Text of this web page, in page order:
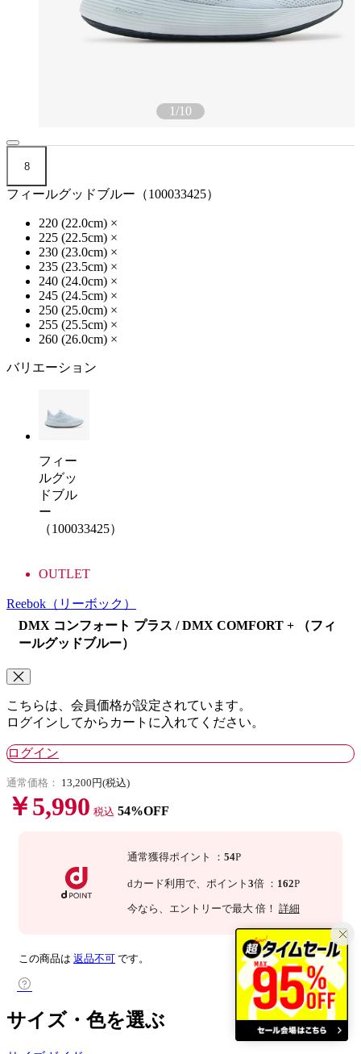
1/10
8
フィールグッドブルー（100033425）
220 (22.0cm) ×
225 (22.5cm) ×
230 (23.0cm) ×
235 (23.5cm) ×
240 (24.0cm) ×
245 (24.5cm) ×
250 (25.0cm) ×
255 (25.5cm) ×
260 (26.0cm) ×
バリエーション
フィー
ルグッ
ドブル
ー
（100033425）
OUTLET
Reebok （リーボック）
DMX コンフォート プラス / DMX COMFORT + （フィ
ールグッドブルー）
こちらは、会員価格が設定されています。
ログインしてからカートに入れてください。
ログイン
通常価格： 13,200円(税込)
￥5,990 税込 54%OFF
通常獲得ポイント ： 54P
dカード利用で、 ポイント 3倍 ： 162P
今なら 、エントリーで最大 倍！ 詳細
この商品は 返品不可 です。
サイズ・色を選ぶ